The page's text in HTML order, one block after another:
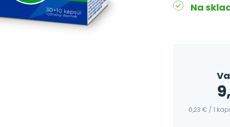
Na
0,23 € / 1